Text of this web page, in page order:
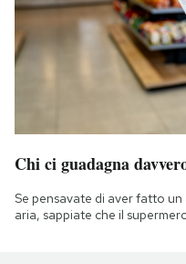
Chi ci guadagna
Se pensavate di aver fatto
aria, sappiate che il